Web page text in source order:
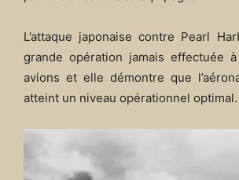
L’attaque japonaise contre Pearl
grande opération jamais effectuée
avions et elle démontre que
atteint un niveau opérationnel optimal.